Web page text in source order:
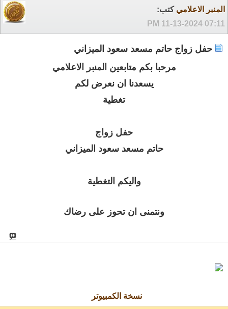
المنبر الاعلامي كتب:
11-13-2024 07:11 PM
حفل زواج حاتم مسعد سعود الميزاني
مرحبا بكم متابعين المنبر الاعلامي
يسعدنا ان نعرض لكم
تغطية
حفل زواج
حاتم مسعد سعود الميزاني
واليكم التغطية
ونتمنى ان تحوز على رضاك
نسخة الكمبيوتر